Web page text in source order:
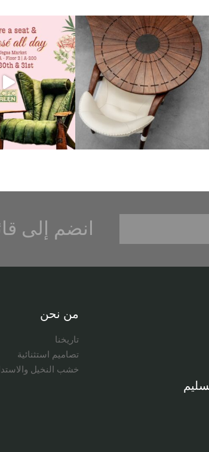
واستعد لخوض التجربة
يصنع أثاث Pacific Green يدويا بعناية فائقة يا له من
انضم إلى
من نحن
تاريخنا
تصاميم استثنائية
خشب النخيل